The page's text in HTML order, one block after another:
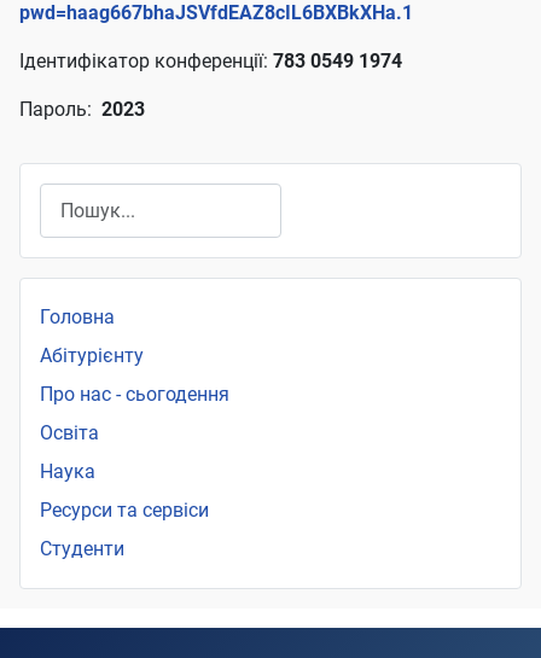
pwd=haag667bhaJSVfdEAZ8cIL6BXBkXHa.1
Ідентифікатор конференції: 783 0549 1974
Пароль: 2023
Головна
Абітурієнту
Про нас - сьогодення
Освіта
Наука
Ресурси та сервіси
Студенти